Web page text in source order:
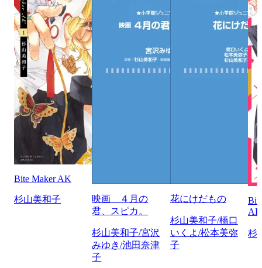
Bite Maker AK
杉山美和子
映画 ４月の
君、スピカ。
杉山美和子/宮沢
みゆき/池田奈津
子
花にけだもの
杉山美和子/橋口
いくよ/松本美弥
子
杉